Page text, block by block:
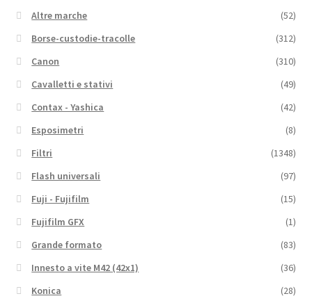
Altre marche
(52)
Borse-custodie-tracolle
(312)
Canon
(310)
Cavalletti e stativi
(49)
Contax - Yashica
(42)
Esposimetri
(8)
Filtri
(1348)
Flash universali
(97)
Fuji - Fujifilm
(15)
Fujifilm GFX
(1)
Grande formato
(83)
Innesto a vite M42 (42x1)
(36)
Konica
(28)